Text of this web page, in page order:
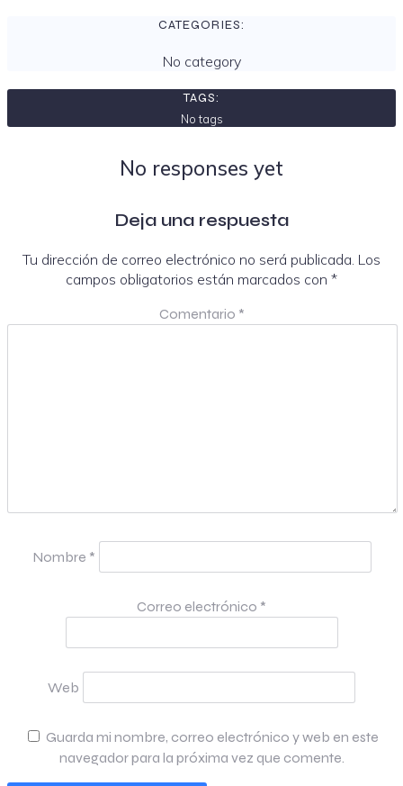
CATEGORIES:
No category
TAGS:
No tags
No responses yet
Deja una respuesta
Tu dirección de correo electrónico no será publicada. Los
campos obligatorios están marcados con *
Comentario *
Nombre *
Correo electrónico *
Web
Guarda mi nombre, correo electrónico y web en este
navegador para la próxima vez que comente.